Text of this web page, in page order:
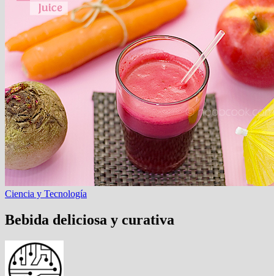
Ciencia y Tecnología
Bebida deliciosa y curativa